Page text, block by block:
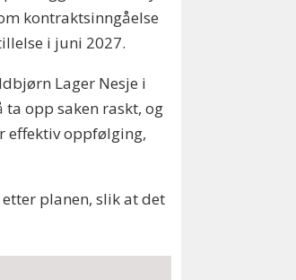
kontraktsinngåelse
i juni 2027.
Lager Nesje i
opp saken raskt, og
effektiv oppfølging,
planen, slik at det